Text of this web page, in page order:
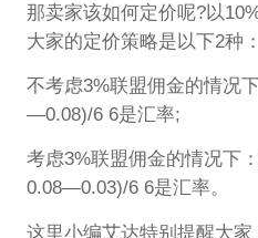
那卖家该如何定价呢?以
大家的定价策略是以下2种：
不考虑3%联盟佣金的情况
—0.08)/6 6是汇率;
考虑3%联盟佣金的情况下
0.08—0.03)/6 6是汇率。
这里小编艾达特别提醒大